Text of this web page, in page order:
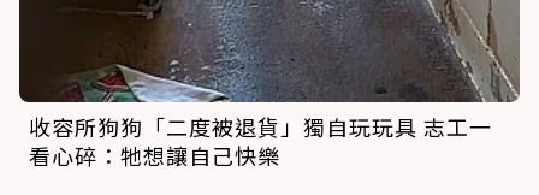
收容所狗狗「二度被退貨」獨自玩玩具 志工一
看心碎：牠想讓自己快樂